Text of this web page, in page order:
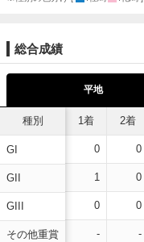
総合成績
平地
種別
GI
GII
GIII
その他重賞
1着 2着
0 0
1 0
0 0
- -